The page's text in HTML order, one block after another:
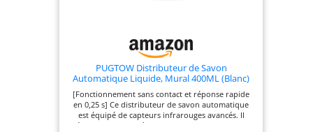
PUGTOW Distributeur de Savon
Automatique Liquide, Mural 400ML (Blanc)
[Fonctionnement sans contact et réponse rapide
en 0,25 s] Ce distributeur de savon automatique
est équipé de capteurs infrarouges avancés. Il
détecte votre main à 0-7 cm et distribue du savon